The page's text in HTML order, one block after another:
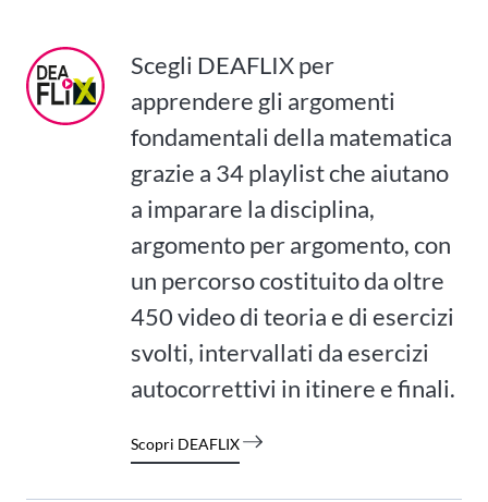
Scegli DEAFLIX per
apprendere gli argomenti
fondamentali della matematica
grazie a 34 playlist che aiutano
a imparare la disciplina,
argomento per argomento, con
un percorso costituito da oltre
450 video di teoria e di esercizi
svolti, intervallati da esercizi
autocorrettivi in itinere e finali.
Scopri DEAFLIX